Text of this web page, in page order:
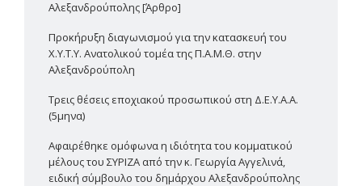
Αλεξανδρούπολης [Άρθρο]
Προκήρυξη διαγωνισμού για την κατασκευή του
Χ.Υ.Τ.Υ. Ανατολικού τομέα της Π.Α.Μ.Θ. στην
Αλεξανδρούπολη
Τρεις θέσεις εποχιακού προσωπικού στη Δ.Ε.Υ.Α.Α.
(5μηνα)
Αφαιρέθηκε ομόφωνα η ιδιότητα του κομματικού
μέλους του ΣΥΡΙΖΑ από την κ. Γεωργία Αγγελινά,
ειδική σύμβουλο του δημάρχου Αλεξανδρούπολης